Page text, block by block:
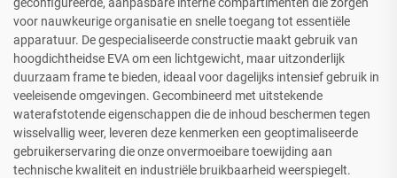
voor nauwkeurige organisatie en snelle toegang tot essentiële
apparatuur. De gespecialiseerde constructie maakt gebruik van
hoogdichtheidse EVA om een lichtgewicht, maar uitzonderlijk
duurzaam frame te bieden, ideaal voor dagelijks intensief gebruik in
veeleisende omgevingen. Gecombineerd met uitstekende
waterafstotende eigenschappen die de inhoud beschermen tegen
wisselvallig weer, leveren deze kenmerken een geoptimaliseerde
gebruikerservaring die onze onvermoeibare toewijding aan
technische kwaliteit en industriële bruikbaarheid weerspiegelt.